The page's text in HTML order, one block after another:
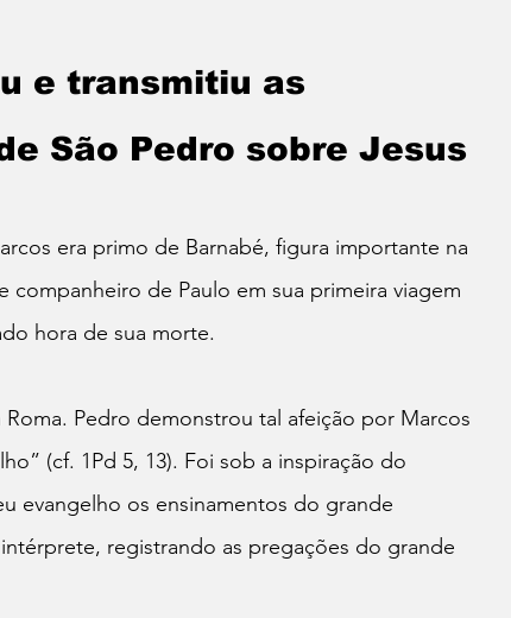
e transmitiu as
São Pedro sobre Jesus
era primo de Barnabé, figura importante na
de Paulo em sua primeira viagem
hora de sua morte.
Pedro demonstrou tal afeição por Marcos
(cf. 1Pd 5, 13). Foi sob a inspiração do
evangelho os ensinamentos do grande
registrando as pregações do grande